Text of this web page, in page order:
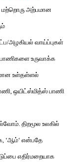
அற்பமான
/அழகியல் வாய்ப்புகள்
உருவாக்க
உள்தள்ளல்
, ஒயிட்ஸ்மித்ஸ் பாணி
. திறமூல உலகில்
, ‘ஆம்‘ என்பதே
எதிர்மறையாக